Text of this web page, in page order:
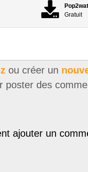
Gratuit
ou créer un
poster des
ajouter un